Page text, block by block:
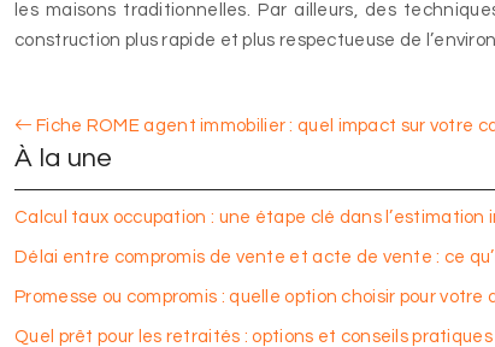
les maisons traditionnelles. Par ailleurs, des
construction plus rapide et plus respectueuse de
Fiche ROME agent immobilier : quel impact sur votre
À la une
Calcul taux occupation : une étape clé dans l’estimation
Délai entre compromis de vente et acte de vente : ce
Promesse ou compromis : quelle option choisir pour votre
Quel prêt pour les retraités : options et conseils pratiques